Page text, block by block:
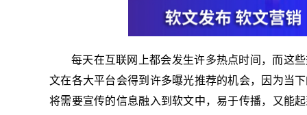
每天在互联网上都会发生许多热点时间，而这
文在各大平台会得到许多曝光推荐的机会，因为当
将需要宣传的信息融入到软文中，易于传播，又能